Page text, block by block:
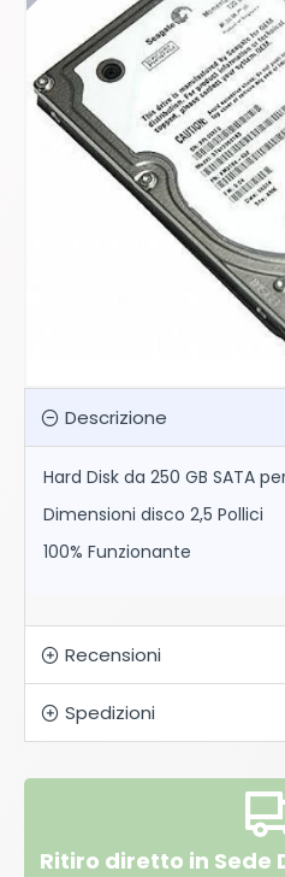
Descrizione
Hard Disk da 250 GB SATA
Dimensioni disco 2,5 Pollici
100% Funzionante
Recensioni
Spedizioni
Ritiro diretto in Sede